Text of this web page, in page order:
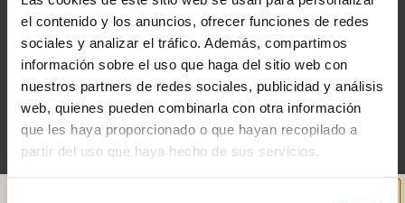
el contenido y los anuncios, ofrecer funciones de redes
sociales y analizar el tráfico. Además, compartimos
información sobre el uso que haga del sitio web con
nuestros partners de redes sociales, publicidad y análisis
web, quienes pueden combinarla con otra información
que les haya proporcionado o que hayan recopilado a
partir del uso que haya hecho de sus servicios.
Deja una respuesta
Tu dirección de correo electrónico no será publicada. Los campos
obligatorios están marcados con*
Comentario *